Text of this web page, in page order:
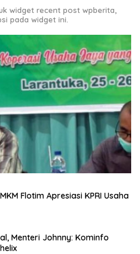
widget recent post wpberita,
pada widget ini.
Flotim Apresiasi KPRI Usaha
Menteri Johnny: Kominfo